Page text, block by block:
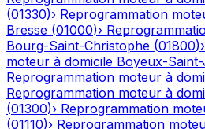
(01330)› Reprogrammation
Bresse (01000)›
Bourg-Saint-Christophe (01800)›
moteur à domicile Boyeux-
Reprogrammation moteur à
Reprogrammation moteur à
(01300)› Reprogrammation
(01110)› Reprogrammation